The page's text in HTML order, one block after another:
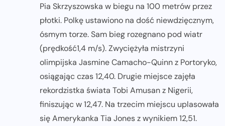
Pia Skrzyszowska w biegu na 100 metrów przez
płotki. Polkę ustawiono na dość niewdzięcznym,
ósmym torze. Sam bieg rozegnano pod wiatr
(prędkość1,4 m/s). Zwyciężyła mistrzyni
olimpijska Jasmine Camacho-Quinn z Portoryko,
osiągając czas 12,40. Drugie miejsce zajęła
rekordzistka świata Tobi Amusan z Nigerii,
finiszując w 12,47. Na trzecim miejscu uplasowała
się Amerykanka Tia Jones z wynikiem 12,51.